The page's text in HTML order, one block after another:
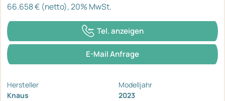
66.658 € (netto), 20% MwSt.
Tel. anzeigen
E-Mail Anfrage
Hersteller
Knaus
Modelljahr
2023